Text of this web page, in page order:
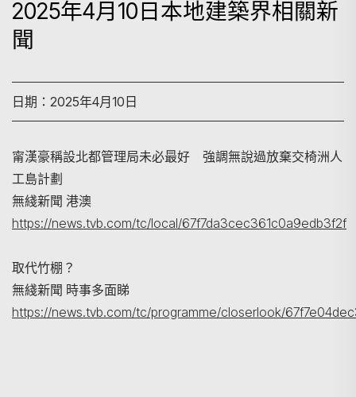
2025年4月10日本地建築界相關新
聞
日期：2025年4月10日
甯漢豪稱設北都管理局未必最好 強調無說過放棄交椅洲人
工島計劃
無綫新聞 港澳
https://news.tvb.com/tc/local/67f7da3cec361c0a9edb3f2f
取代竹棚？
無綫新聞 時事多面睇
https://news.tvb.com/tc/programme/closerlook/